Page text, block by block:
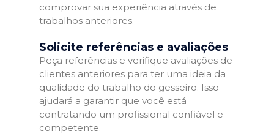
comprovar sua experiência através de
trabalhos anteriores.
Solicite referências e avaliações
Peça referências e verifique avaliações de
clientes anteriores para ter uma ideia da
qualidade do trabalho do gesseiro. Isso
ajudará a garantir que você está
contratando um profissional confiável e
competente.